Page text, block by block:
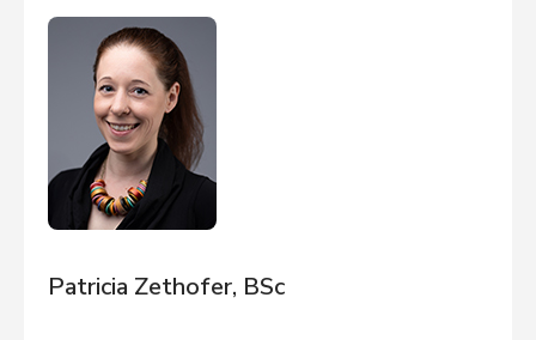
Patricia Zethofer, BSc